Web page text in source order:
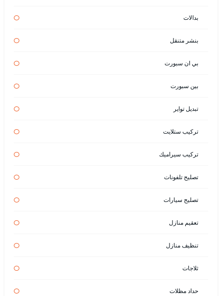
بدالات
بنشر متنقل
بي ان سبورت
بين سبورت
تبديل تواير
تركيب ستلايت
تركيب سيراميك
تصليح تلفونات
تصليح سيارات
تعقيم منازل
تنظيف منازل
ثلاجات
حداد مظلات